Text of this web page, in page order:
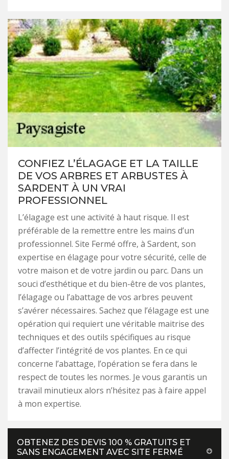
CONFIEZ L’ÉLAGAGE ET LA TAILLE
DE VOS ARBRES ET ARBUSTES À
SARDENT À UN VRAI
PROFESSIONNEL
L’élagage est une activité à haut risque. Il est
préférable de la remettre entre les mains d’un
professionnel. Site Fermé offre, à Sardent, son
expertise en élagage pour votre sécurité, celle de
votre maison et de votre jardin ou parc. Dans un
souci d’esthétique et du bien-être de vos plantes,
l’élagage ou l’abattage de vos arbres peuvent
s’avérer nécessaires. Sachez que l’élagage est une
opération qui requiert une véritable maitrise des
techniques et des outils spécifiques au risque
d’affecter l’intégrité de vos plantes. En ce qui
concerne l’abattage, l’opération se fera dans le
respect de toutes les normes. Je vous garantis un
travail minutieux alors n’hésitez pas à faire appel
à mon expertise.
OBTENEZ DES DEVIS 100 % GRATUITS ET
SANS ENGAGEMENT AVEC SITE FERMÉ